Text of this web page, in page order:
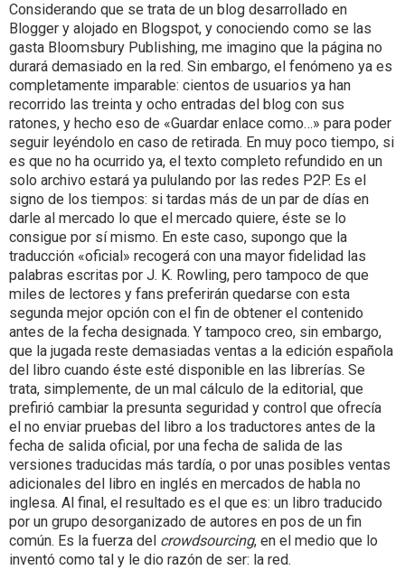
Considerando que se trata de un blog desarrollado en
Blogger y alojado en Blogspot, y conociendo como se las
gasta Bloomsbury Publishing, me imagino que la página no
durará demasiado en la red. Sin embargo, el fenómeno ya es
completamente imparable: cientos de usuarios ya han
recorrido las treinta y ocho entradas del blog con sus
ratones, y hecho eso de «Guardar enlace como…» para poder
seguir leyéndolo en caso de retirada. En muy poco tiempo, si
es que no ha ocurrido ya, el texto completo refundido en un
solo archivo estará ya pululando por las redes P2P. Es el
signo de los tiempos: si tardas más de un par de días en
darle al mercado lo que el mercado quiere, éste se lo
consigue por sí mismo. En este caso, supongo que la
traducción «oficial» recogerá con una mayor fidelidad las
palabras escritas por J. K. Rowling, pero tampoco de que
miles de lectores y fans preferirán quedarse con esta
segunda mejor opción con el fin de obtener el contenido
antes de la fecha designada. Y tampoco creo, sin embargo,
que la jugada reste demasiadas ventas a la edición española
del libro cuando éste esté disponible en las librerías. Se
trata, simplemente, de un mal cálculo de la editorial, que
prefirió cambiar la presunta seguridad y control que ofrecía
el no enviar pruebas del libro a los traductores antes de la
fecha de salida oficial, por una fecha de salida de las
versiones traducidas más tardía, o por unas posibles ventas
adicionales del libro en inglés en mercados de habla no
inglesa. Al final, el resultado es el que es: un libro traducido
por un grupo desorganizado de autores en pos de un fin
común. Es la fuerza del crowdsourcing, en el medio que lo
inventó como tal y le dio razón de ser: la red.